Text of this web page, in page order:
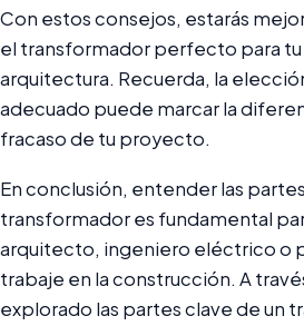
Con estos consejos, estarás
el transformador perfecto para
arquitectura. Recuerda, la
adecuado puede marcar la
fracaso de tu proyecto.
En conclusión, entender las
transformador es fundamental
arquitecto, ingeniero eléctrico o
trabaje en la construcción. A
explorado las partes clave de un